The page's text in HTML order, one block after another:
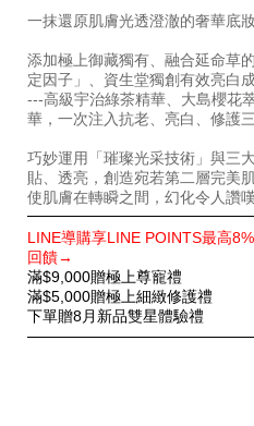
一抹還原肌膚光透澄澈的奢華底
添加極上御藏獨有、融合延命草
定因子」、資生堂獨創有效亮白
---高級宇治綠茶精華、大島櫻花
華，一次注入抗老、亮白、修護
巧妙運用「璀璨光采技術」與三
貼、透亮，創造宛若第二層完美
使肌膚在轉瞬之間，幻化令人讚
別
優
惠
LINE導購享LINE POINTS最高
回饋→
滿$9,000贈極上尊寵禮
滿$5,000贈極上細緻修護禮
下單贈8月新品雙星體驗禮